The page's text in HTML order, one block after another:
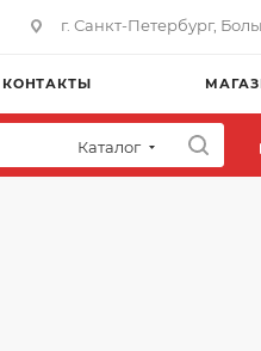
г. Санкт-Петербург,
КОНТАКТЫ
Каталог